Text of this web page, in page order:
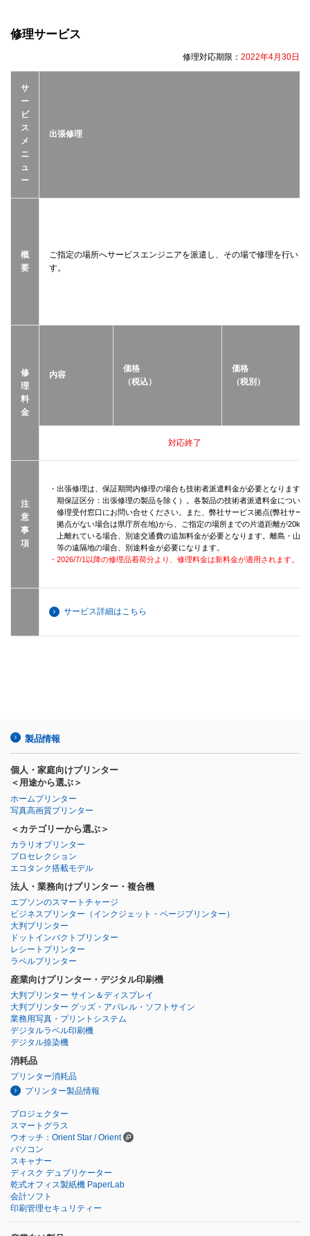
修理サービス
修理対応期限： 2022年4月30日
サ
ー
ビ
ス
メ
ニ
ュ
ー
出張修理
概
要
ご指定の場所へサービスエンジニアを派遣し、その場で修理を行いま
す。
修
理
料
金
内容
価格
（税込）
価格
（税別）
対応終了
注
意
事
項
・出張修理は、保証期間内修理の場合も技術者派遣料金が必要となります（
期保証区分：出張修理の製品を除く）。各製品の技術者派遣料金について
修理受付窓口にお問い合せください。また、弊社サービス拠点(弊社サー
拠点がない場合は県庁所在地)から、ご指定の場所までの片道距離が20km
上離れている場合、別途交通費の追加料金が必要となります。離島・山間
等の遠隔地の場合、別途料金が必要になります。
・2026/7/1以降の修理品着荷分より、修理料金は新料金が適用されます。
サービス詳細はこちら
製品情報
個人・家庭向けプリンター
＜用途から選ぶ＞
ホームプリンター
写真高画質プリンター
＜カテゴリーから選ぶ＞
カラリオプリンター
プロセレクション
エコタンク搭載モデル
法人・業務向けプリンター・複合機
エプソンのスマートチャージ
ビジネスプリンター （インクジェット・ページプリンター）
大判プリンター
ドットインパクトプリンター
レシートプリンター
ラベルプリンター
産業向けプリンター・デジタル印刷機
大判プリンター サイン＆ディスプレイ
大判プリンター グッズ・アパレル・ソフトサイン
業務用写真・プリントシステム
デジタルラベル印刷機
デジタル捺染機
消耗品
プリンター消耗品
プリンター製品情報
プロジェクター
スマートグラス
ウオッチ：Orient Star / Orient
パソコン
スキャナー
ディスク デュプリケーター
乾式オフィス製紙機 PaperLab
会計ソフト
印刷管理セキュリティー